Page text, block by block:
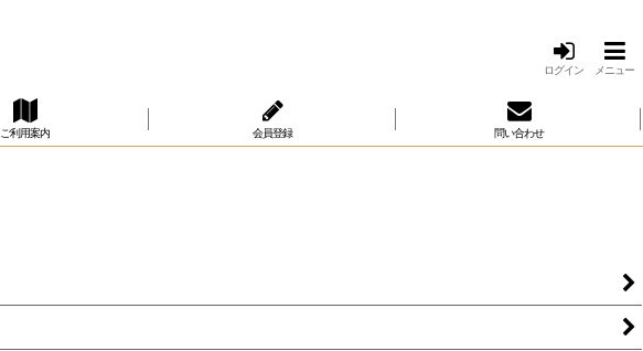
ログイン メニュー
ご利用案内 会員登録 問い合わせ